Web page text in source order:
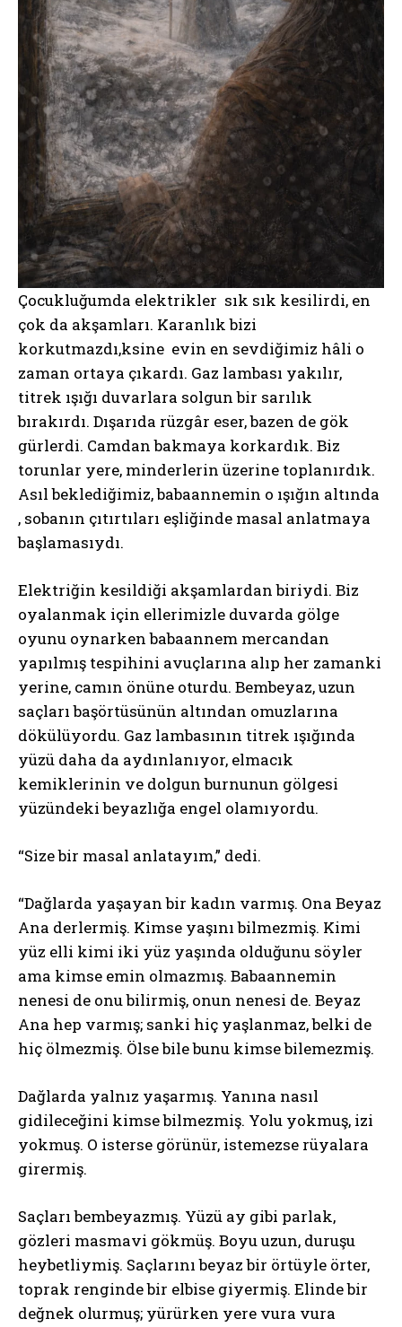
Çocukluğumda elektrikler sık sık kesilirdi, en
çok da akşamları. Karanlık bizi
korkutmazdı,ksine evin en sevdiğimiz hâli o
zaman ortaya çıkardı. Gaz lambası yakılır,
titrek ışığı duvarlara solgun bir sarılık
bırakırdı. Dışarıda rüzgâr eser, bazen de gök
gürlerdi. Camdan bakmaya korkardık. Biz
torunlar yere, minderlerin üzerine toplanırdık.
Asıl beklediğimiz, babaannemin o ışığın altında
, sobanın çıtırtıları eşliğinde masal anlatmaya
başlamasıydı.
Elektriğin kesildiği akşamlardan biriydi. Biz
oyalanmak için ellerimizle duvarda gölge
oyunu oynarken babaannem mercandan
yapılmış tespihini avuçlarına alıp her zamanki
yerine, camın önüne oturdu. Bembeyaz, uzun
saçları başörtüsünün altından omuzlarına
dökülüyordu. Gaz lambasının titrek ışığında
yüzü daha da aydınlanıyor, elmacık
kemiklerinin ve dolgun burnunun gölgesi
yüzündeki beyazlığa engel olamıyordu.
“Size bir masal anlatayım,” dedi.
“Dağlarda yaşayan bir kadın varmış. Ona Beyaz
Ana derlermiş. Kimse yaşını bilmezmiş. Kimi
yüz elli kimi iki yüz yaşında olduğunu söyler
ama kimse emin olmazmış. Babaannemin
nenesi de onu bilirmiş, onun nenesi de. Beyaz
Ana hep varmış; sanki hiç yaşlanmaz, belki de
hiç ölmezmiş. Ölse bile bunu kimse bilemezmiş.
Dağlarda yalnız yaşarmış. Yanına nasıl
gidileceğini kimse bilmezmiş. Yolu yokmuş, izi
yokmuş. O isterse görünür, istemezse rüyalara
girermiş.
Saçları bembeyazmış. Yüzü ay gibi parlak,
gözleri masmavi gökmüş. Boyu uzun, duruşu
heybetliymiş. Saçlarını beyaz bir örtüyle örter,
toprak renginde bir elbise giyermiş. Elinde bir
değnek olurmuş; yürürken yere vura vura